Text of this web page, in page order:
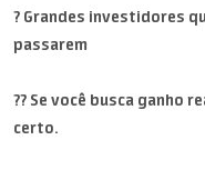
? Grandes investidores
passarem
?? Se você busca ganho
certo.